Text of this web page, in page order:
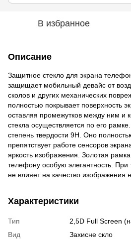
В избранное
Описание
Защитное стекло для экрана
защищает мобильный девайс от
сколов и других механических
полностью покрывает поверхность
оставляя промежутков между ним и
стекла осуществляется по его
степень твердости 9Н. Оно
препятствует работе сенсоров
яркость изображения. Золотая
телефону особую элегантность.
не влияет на качество изображения
Характеристики
Тип
2,5D Full Screen
Вид
Захисне скло